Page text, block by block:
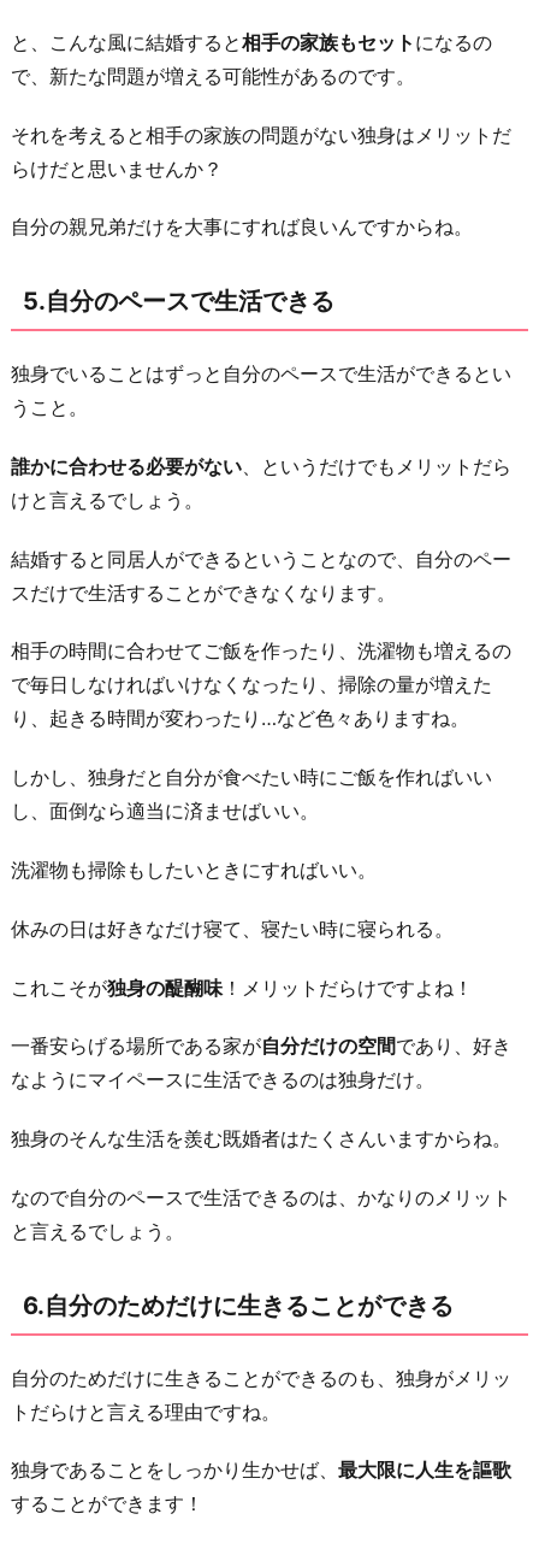
と、こんな風に結婚すると相手の家族もセット になるの
で、新たな問題が増える可能性があるのです。
それを考えると相手の家族の問題がない独身はメリットだ
らけだと思いませんか？
自分の親兄弟だけを大事にすれば良いんですからね。
5.自分のペースで生活できる
独身でいることはずっと自分のペースで生活ができるとい
うこと。
誰かに合わせる必要がない 、というだけでもメリットだら
けと言えるでしょう。
結婚すると同居人ができるということなので、自分のペー
スだけで生活することができなくなります。
相手の時間に合わせてご飯を作ったり、洗濯物も増えるの
で毎日しなければいけなくなったり、掃除の量が増えた
り、起きる時間が変わったり…など色々ありますね。
しかし、独身だと自分が食べたい時にご飯を作ればいい
し、面倒なら適当に済ませばいい。
洗濯物も掃除もしたいときにすればいい。
休みの日は好きなだけ寝て、寝たい時に寝られる。
これこそが独身の醍醐味 ！メリットだらけですよね！
一番安らげる場所である家が自分だけの空間であり、好き
なようにマイペースに生活できるのは独身だけ。
独身のそんな生活を羨む既婚者はたくさんいますからね。
なので自分のペースで生活できるのは、かなりのメリット
と言えるでしょう。
6.自分のためだけに生きることができる
自分のためだけに生きることができるのも、独身がメリッ
トだらけと言える理由ですね。
独身であることをしっかり生かせば、 最大限に人生を謳歌
することができます！